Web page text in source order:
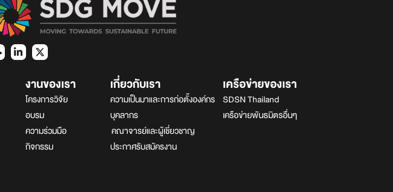
งานของเรา
โครงการวิจัย
อบรม
ความร่วมมือ
กิจกรรม
เกี่ยวกับเรา
ความเป็นมาและการก่อตั้งองค์กร
บุคลากร
คณาจารย์และผู้เชี่ยวชาญ
ประกาศรับสมัครงาน
เครือข่ายของเรา
SDSN Thailand
เครือข่ายพันธมิตรอื่นๆ